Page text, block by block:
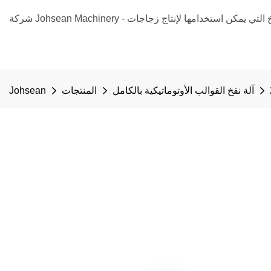
Johsean المنتجات آلة نفخ القوالب الأوتوماتيكية بالكامل